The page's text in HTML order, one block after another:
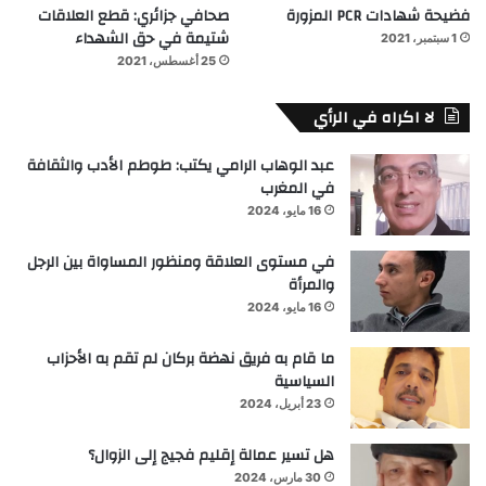
فضيحة شهادات PCR المزورة
1 سبتمبر، 2021
صحافي جزائري: قطع العلاقات
شتيمة في حق الشهداء
25 أغسطس، 2021
لا اكراه في الرأي
عبد الوهاب الرامي يكتب: طوطم الأدب والثقافة
في المغرب
16 مايو، 2024
في مستوى العلاقة ومنظور المساواة بين الرجل
والمرأة
16 مايو، 2024
ما قام به فريق نهضة بركان لم تقم به الأحزاب
السياسية
23 أبريل، 2024
هل تسير عمالة إقليم فجيج إلى الزوال؟
30 مارس، 2024